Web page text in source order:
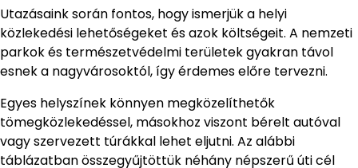
Utazásaink során fontos, hogy ismerjük a helyi
közlekedési lehetőségeket és azok költségeit. A nemzeti
parkok és természetvédelmi területek gyakran távol
esnek a nagyvárosoktól, így érdemes előre tervezni.
Egyes helyszínek könnyen megközelíthetők
tömegközlekedéssel, másokhoz viszont bérelt autóval
vagy szervezett túrákkal lehet eljutni. Az alábbi
táblázatban összegyűjtöttük néhány népszerű úti cél